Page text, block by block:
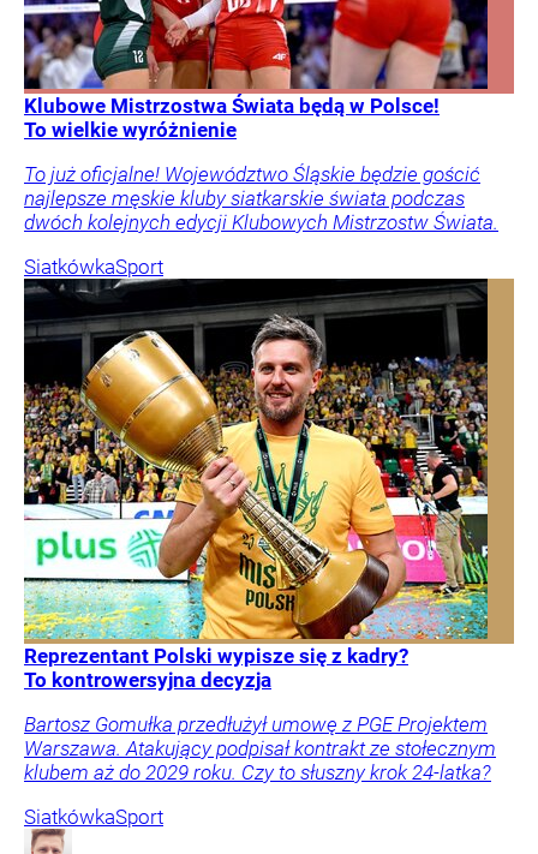
Klubowe Mistrzostwa Świata będą w Polsce!
To wielkie wyróżnienie
To już oficjalne! Województwo Śląskie będzie gościć
najlepsze męskie kluby siatkarskie świata podczas
dwóch kolejnych edycji Klubowych Mistrzostw Świata.
SiatkówkaSport
Reprezentant Polski wypisze się z kadry?
To kontrowersyjna decyzja
Bartosz Gomułka przedłużył umowę z PGE Projektem
Warszawa. Atakujący podpisał kontrakt ze stołecznym
klubem aż do 2029 roku. Czy to słuszny krok 24-latka?
SiatkówkaSport